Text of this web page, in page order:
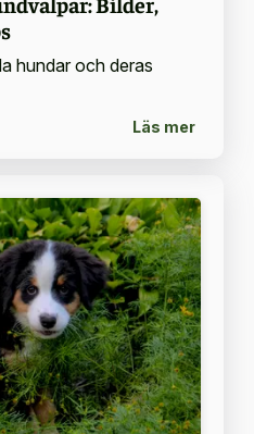
hundar och deras
Läs mer